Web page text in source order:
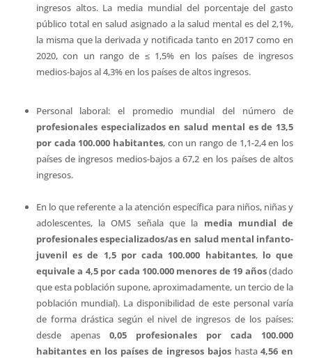
ingresos altos. La media mundial del porcentaje del gasto
público total en salud asignado a la salud mental es del 2,1%,
la misma que la derivada y notificada tanto en 2017 como en
2020, con un rango de ≤ 1,5% en los países de ingresos
medios-bajos al 4,3% en los países de altos ingresos.
Personal laboral: el promedio mundial del número de
profesionales especializados en salud mental es de 13,5
por cada 100.000 habitantes, con un rango de 1,1-2,4 en los
países de ingresos medios-bajos a 67,2 en los países de altos
ingresos.
En lo que referente a la atención específica para niños, niñas y
adolescentes, la OMS señala que la media mundial de
profesionales especializados/as en salud mental infanto-
juvenil es de 1,5 por cada 100.000 habitantes, lo que
equivale a 4,5 por cada 100.000 menores de 19 años(dado
que esta población supone, aproximadamente, un tercio de la
población mundial). La disponibilidad de este personal varía
de forma drástica según el nivel de ingresos de los países:
desde apenas 0,05 profesionales por cada 100.000
habitantes en los países de ingresos bajoshasta4,56 en